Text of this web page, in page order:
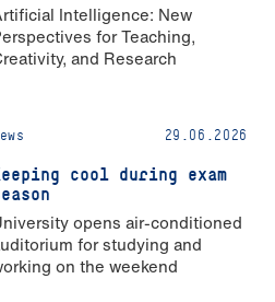
Intelligence: New
for Teaching,
and Research
29.06.2026
cool during exam
opens air-conditioned
for studying and
on the weekend